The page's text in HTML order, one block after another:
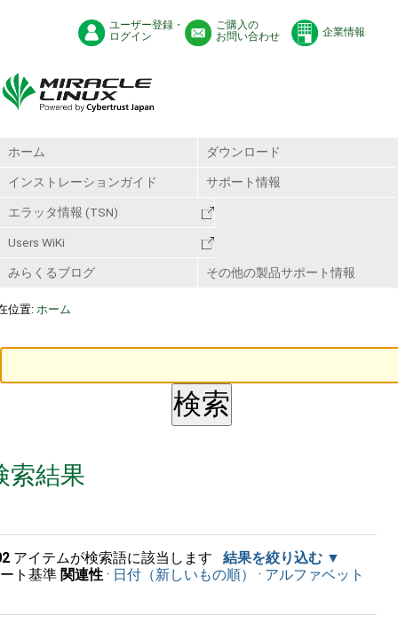
ユーザー登録・
ログイン
ご購入の
お問い合わせ
企業情報
ホーム ダウンロード
インストレーションガイド サポート情報
エラッタ情報 (TSN)
Users WiKi
みらくるブログ その他の製品サポート情報
位置: ホーム
索結果
アイテムが検索語に該当します
結果を絞り込む
ト基準 関連性 · 日付（新しいもの順） · アルファベット